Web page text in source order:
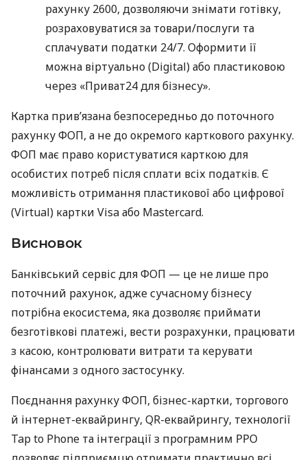
рахунку 2600, дозволяючи знімати готівку,
розраховуватися за товари/послуги та
сплачувати податки 24/7. Оформити її
можна віртуально (Digital) або пластиковою
через «Приват24 для бізнесу».
Картка прив’язана безпосередньо до поточного
рахунку ФОП, а не до окремого карткового рахунку.
ФОП має право користуватися карткою для
особистих потреб після сплати всіх податків. Є
можливість отримання пластикової або цифрової
(Virtual) картки Visa або Mastercard.
Висновок
Банківський сервіс для ФОП — це не лише про
поточний рахунок, адже сучасному бізнесу
потрібна екосистема, яка дозволяє приймати
безготівкові платежі, вести розрахунки, працювати
з касою, контролювати витрати та керувати
фінансами з одного застосунку.
Поєднання рахунку ФОП, бізнес-картки, торгового
й інтернет-еквайрингу, QR-еквайрингу, технології
Tap to Phone та інтеграції з програмним РРО